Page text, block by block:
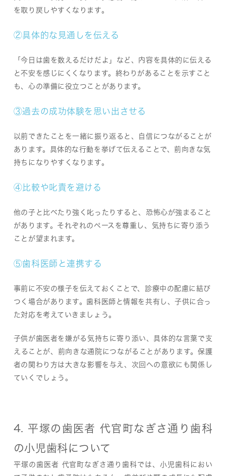
を取り戻しやすくなります。
②具体的な見通しを伝える
「今日は歯を数えるだけだよ」など、内容を具体的に伝える
と不安を感じにくくなります。終わりがあることを示すこと
も、心の準備に役立つことがあります。
③過去の成功体験を思い出させる
以前できたことを一緒に振り返ると、自信につながることが
あります。具体的な行動を挙げて伝えることで、前向きな気
持ちになりやすくなります。
④比較や叱責を避ける
他の子と比べたり強く叱ったりすると、恐怖心が強まること
があります。それぞれのペースを尊重し、気持ちに寄り添う
ことが望まれます。
⑤歯科医師と連携する
事前に不安の様子を伝えておくことで、診療中の配慮に結び
つく場合があります。歯科医師と情報を共有し、子供に合っ
た対応を考えていきましょう。
子供が歯医者を嫌がる気持ちに寄り添い、具体的な言葉で支
えることが、前向きな通院につながることがあります。保護
者の関わり方は大きな影響を与え、次回への意欲にも関係し
ていくでしょう。
4. 平塚の歯医者 代官町なぎさ通り歯科
の小児歯科について
平塚の歯医者 代官町なぎさ通り歯科では、小児歯科におい